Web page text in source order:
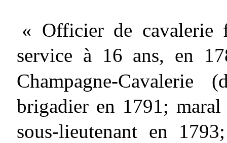
« Officier de cavalerie
service à 16 ans, en
Champagne-
brigadier en 1791;
sous-lieutenant en